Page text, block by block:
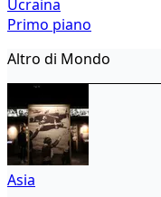
Ucraina
Primo piano
Altro di Mondo
Asia